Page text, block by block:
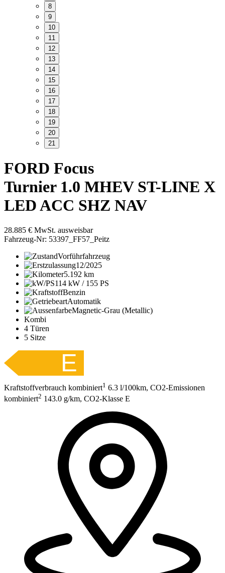
8
9
10
11
12
13
14
15
16
17
18
19
20
21
FORD Focus
Turnier 1.0 MHEV ST-LINE X
LED ACC SHZ NAV
28.885 € MwSt. ausweisbar
Fahrzeug-Nr: 53397_FF57_Peitz
Vorführfahrzeug
12/2025
5.192 km
114 kW / 155 PS
Benzin
Automatik
Magnetic-Grau (Metallic)
Kombi
4 Türen
5 Sitze
Kraftstoffverbrauch kombiniert1 6.3 l/100km, CO2-Emissionen
kombiniert2 143.0 g/km, CO2-Klasse E